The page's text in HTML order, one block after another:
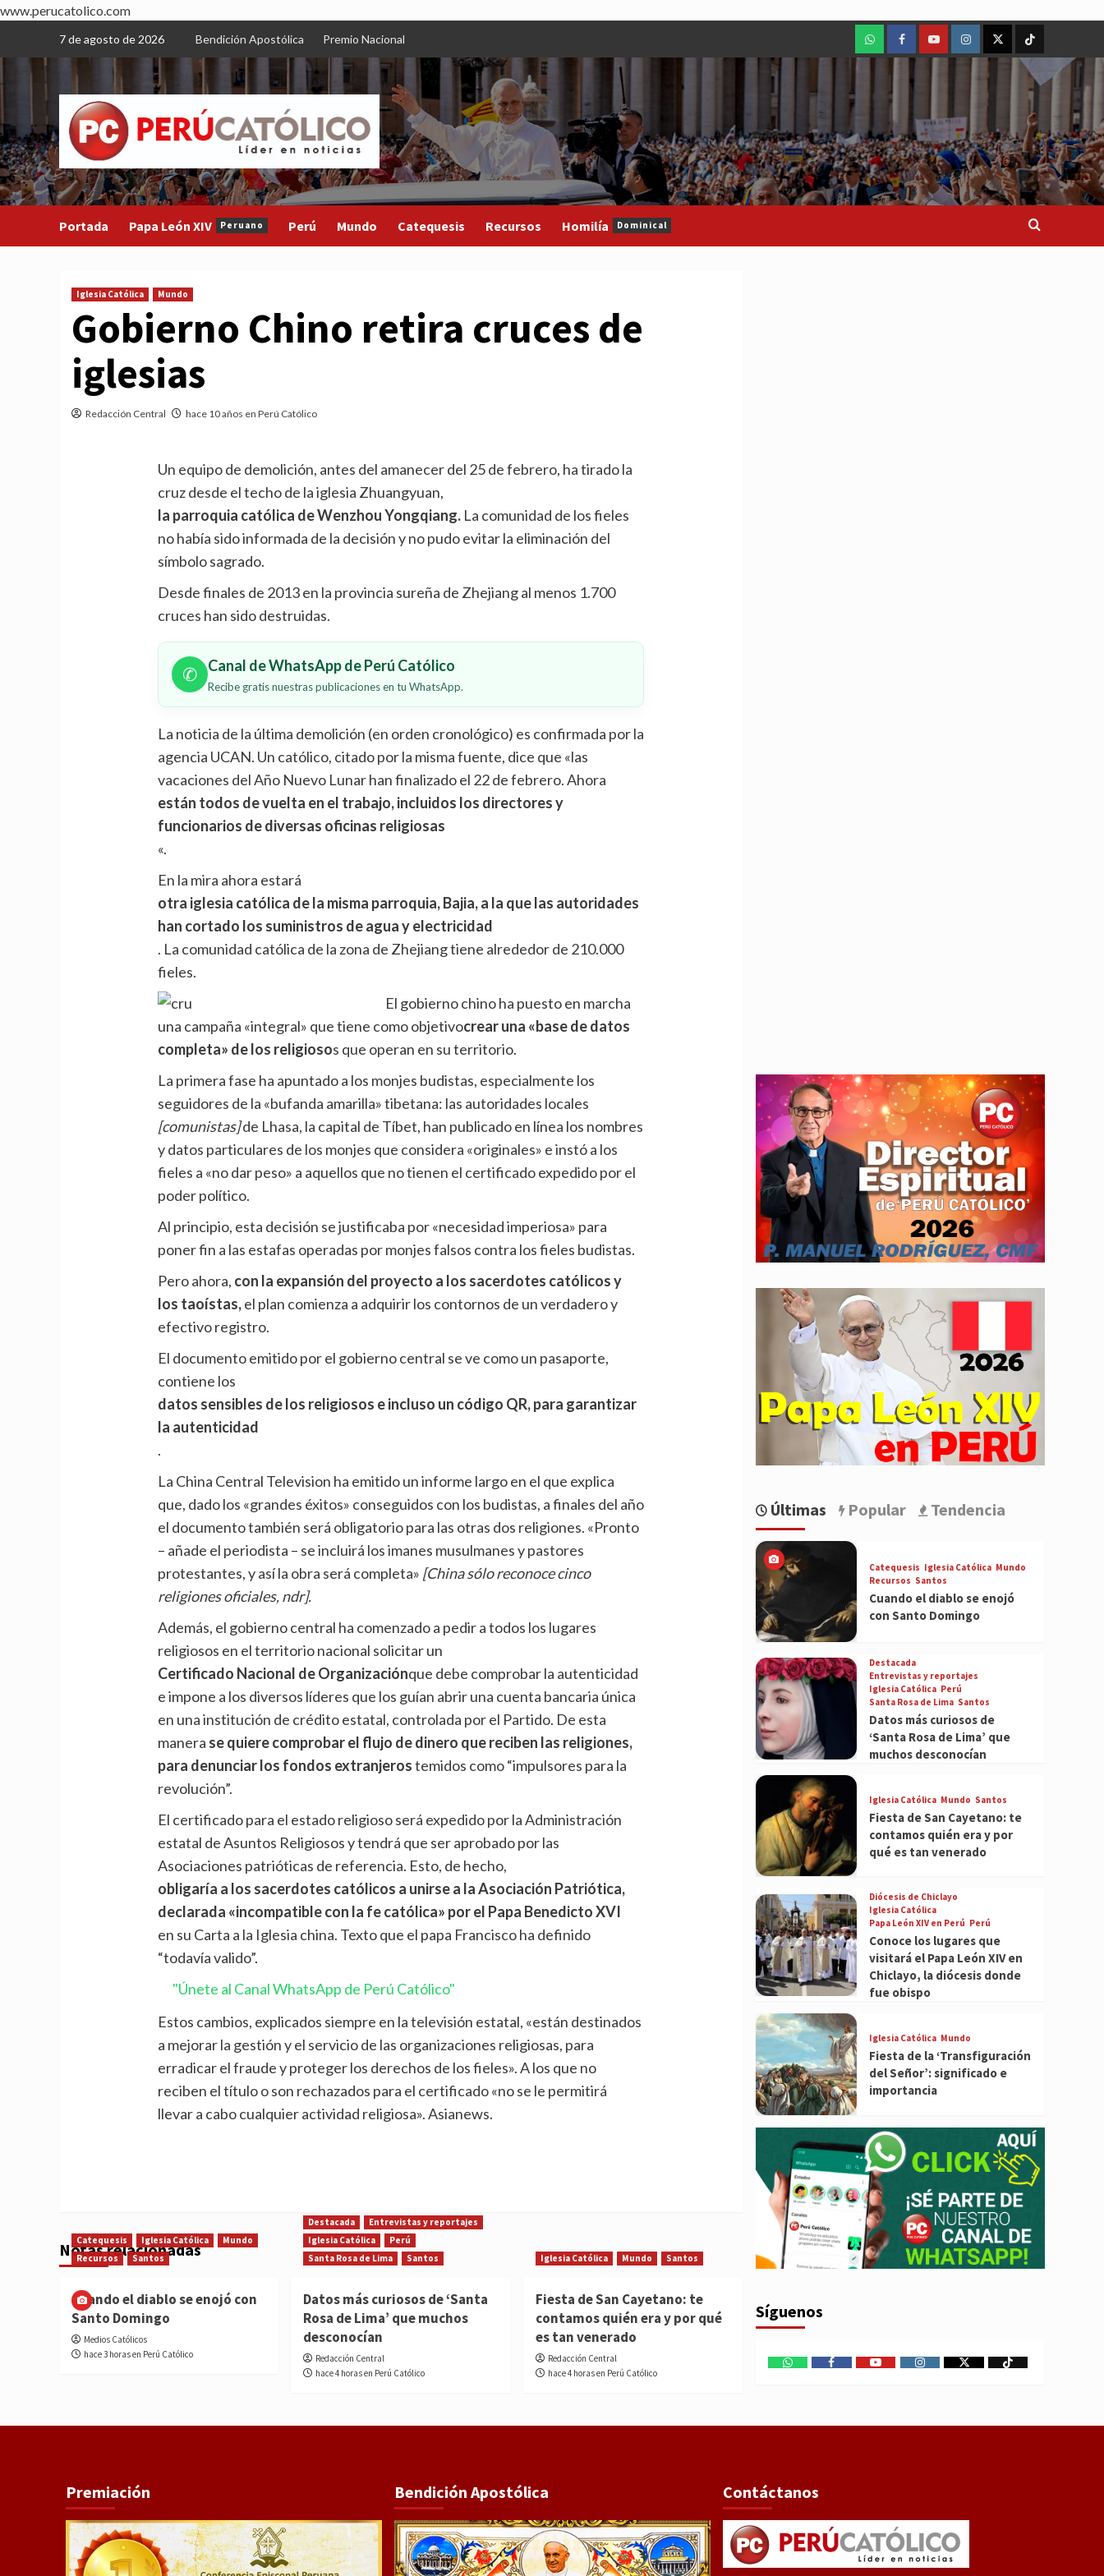
www.perucatolico.com
content
7 de agosto de 2026 Bendición Apostólica Premio Nacional
WhatsAppFacebookYoutubeInstagram
X TikTok
Portada Papa León XIV Peruano Perú Mundo Catequesis Recursos Homilía Dominical
Iglesia Católica Mundo
Gobierno Chino retira cruces de
iglesias
Redacción Central hace 10 años en Perú Católico
Un equipo de demolición, antes del amanecer del 25 de febrero, ha tirado la
cruz desde el techo de la iglesia Zhuangyuan,
la parroquia católica de Wenzhou Yongqiang. La comunidad de los fieles
no había sido informada de la decisión y no pudo evitar la eliminación del
símbolo sagrado.
Desde finales de 2013 en la provincia sureña de Zhejiang al menos 1.700
cruces han sido destruidas.
✆ Canal de WhatsApp de Perú Católico
Recibe gratis nuestras publicaciones en tu WhatsApp.
La noticia de la última demolición (en orden cronológico) es confirmada por la
agencia UCAN. Un católico, citado por la misma fuente, dice que «las
vacaciones del Año Nuevo Lunar han finalizado el 22 de febrero. Ahora
están todos de vuelta en el trabajo, incluidos los directores y
funcionarios de diversas oficinas religiosas
«.
En la mira ahora estará
otra iglesia católica de la misma parroquia, Bajia, a la que las autoridades
han cortado los suministros de agua y electricidad
. La comunidad católica de la zona de Zhejiang tiene alrededor de 210.000
fieles.
El gobierno chino ha puesto en marcha
una campaña «integral» que tiene como objetivocrear una «base de datos
completa» de los religiosos que operan en su territorio.
La primera fase ha apuntado a los monjes budistas, especialmente los
seguidores de la «bufanda amarilla» tibetana: las autoridades locales
[comunistas]de Lhasa, la capital de Tíbet, han publicado en línea los nombres
y datos particulares de los monjes que considera «originales» e instó a los
fieles a «no dar peso» a aquellos que no tienen el certificado expedido por el
poder político.
Al principio, esta decisión se justificaba por «necesidad imperiosa» para
poner fin a las estafas operadas por monjes falsos contra los fieles budistas.
Pero ahora, con la expansión del proyecto a los sacerdotes católicos y
los taoístas,el plan comienza a adquirir los contornos de un verdadero y
efectivo registro.
El documento emitido por el gobierno central se ve como un pasaporte,
contiene los
datos sensibles de los religiosos e incluso un código QR, para garantizar
la autenticidad
.
La China Central Television ha emitido un informe largo en el que explica
que, dado los «grandes éxitos» conseguidos con los budistas, a finales del año
el documento también será obligatorio para las otras dos religiones. «Pronto
– añade el periodista – se incluirá los imanes musulmanes y pastores
protestantes, y así la obra será completa» [China sólo reconoce cinco
religiones oficiales, ndr].
Además, el gobierno central ha comenzado a pedir a todos los lugares
religiosos en el territorio nacional solicitar un
Certificado Nacional de Organizaciónque debe comprobar la autenticidad
e impone a los diversos líderes que los guían abrir una cuenta bancaria única
en una institución de crédito estatal, controlada por el Partido. De esta
manera se quiere comprobar el flujo de dinero que reciben las religiones,
para denunciar los fondos extranjerostemidos como “impulsores para la
revolución”.
El certificado para el estado religioso será expedido por la Administración
estatal de Asuntos Religiosos y tendrá que ser aprobado por las
Asociaciones patrióticas de referencia. Esto, de hecho,
obligaría a los sacerdotes católicos a unirse a la Asociación Patriótica,
declarada «incompatible con la fe católica» por el Papa Benedicto XVI
en su Carta a la Iglesia china. Texto que el papa Francisco ha definido
“todavía valido”.
"Únete al Canal WhatsApp de Perú Católico"
Estos cambios, explicados siempre en la televisión estatal, «están destinados
a mejorar la gestión y el servicio de las organizaciones religiosas, para
erradicar el fraude y proteger los derechos de los fieles». A los que no
reciben el título o son rechazados para el certificado «no se le permitirá
llevar a cabo cualquier actividad religiosa». Asianews.
Notas relacionadas
Catequesis Iglesia Católica
Mundo
Recursos
Santos
Cuando el diablo se enojó con
Santo Domingo
Medios Católicos
hace 3 horas en Perú Católico
Destacada
Entrevistas y reportajes
Iglesia Católica
Perú
Santa Rosa de Lima
Santos
Datos más curiosos de ‘Santa
Rosa de Lima’ que muchos
desconocían
Redacción Central
hace 4 horas en Perú Católico
Iglesia Católica Mundo Santos
Fiesta de San Cayetano: te
contamos quién era y por qué
es tan venerado
Redacción Central
hace 4 horas en Perú Católico
Últimas Popular Tendencia
Catequesis Iglesia Católica Mundo
Recursos Santos
Cuando el diablo se enojó
con Santo Domingo
Destacada
Entrevistas y reportajes
Iglesia Católica Perú
Santa Rosa de Lima Santos
Datos más curiosos de
‘Santa Rosa de Lima’ que
muchos desconocían
Iglesia Católica Mundo Santos
Fiesta de San Cayetano: te
contamos quién era y por
qué es tan venerado
Diócesis de Chiclayo
Iglesia Católica
Papa León XIV en Perú Perú
Conoce los lugares que
visitará el Papa León XIV en
Chiclayo, la diócesis donde
fue obispo
Iglesia Católica Mundo
Fiesta de la ‘Transfiguración
del Señor’: significado e
importancia
Síguenos
WhatsAppFacebookYoutubeInstagram
X TikTok
Premiación Bendición Apostólica Contáctanos